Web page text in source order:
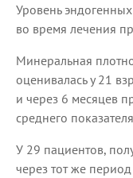
Уровень
во время лечения
Минеральная
оценивалась у 21
и через 6 месяцев
среднего
У 29 пациентов,
через тот же